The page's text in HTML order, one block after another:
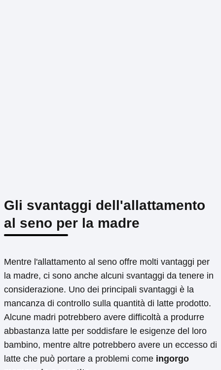
Gli svantaggi dell'allattamento
al seno per la madre
Mentre l'allattamento al seno offre molti vantaggi per
la madre, ci sono anche alcuni svantaggi da tenere in
considerazione. Uno dei principali svantaggi è la
mancanza di controllo sulla quantità di latte prodotto.
Alcune madri potrebbero avere difficoltà a produrre
abbastanza latte per soddisfare le esigenze del loro
bambino, mentre altre potrebbero avere un eccesso di
latte che può portare a problemi come ingorgo